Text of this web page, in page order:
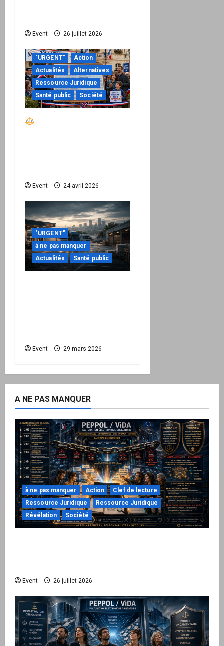
Event 26 juillet 2026
"URGENT"
Action
Actualités
Alternatives
Ressource Juridique
Santé public
Société
Event 24 avril 2026
"URGENT"
à ne pas manquer
Actualités
Santé public
Event 29 mars 2026
A NE PAS MANQUER
à ne pas manquer Action
Clef de lecture
Ressource Juridique
Ressource Juridique
Révélation
Société
Event 26 juillet 2026